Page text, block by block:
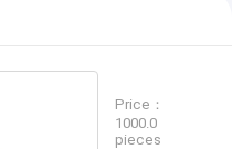
Price：
1000.0
pieces